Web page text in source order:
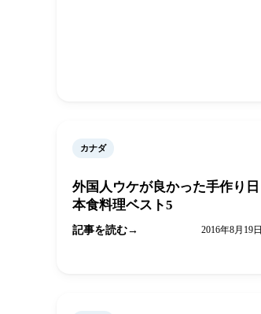
カナダ
外国人ウケが良かった手作り日
本食料理ベスト5
記事を読む 2016年8月19日